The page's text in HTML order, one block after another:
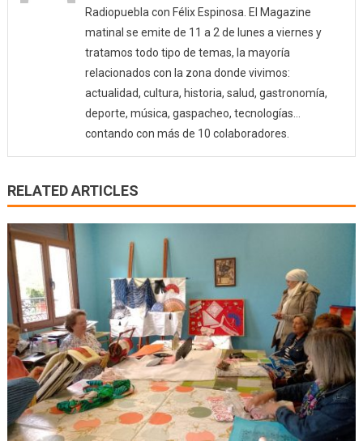
Radiopuebla con Félix Espinosa. El Magazine
matinal se emite de 11 a 2 de lunes a viernes y
tratamos todo tipo de temas, la mayoría
relacionados con la zona donde vivimos:
actualidad, cultura, historia, salud, gastronomía,
deporte, música, gaspacheo, tecnologías…
contando con más de 10 colaboradores.
RELATED ARTICLES